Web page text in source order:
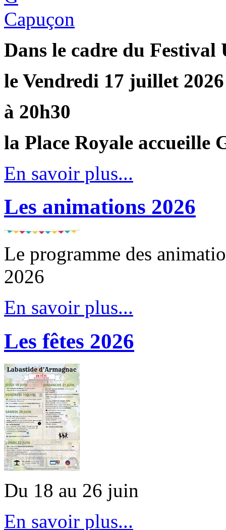
Dans le cadre du Festival
le Vendredi 17 juillet 2026
à 20h30
la Place Royale accueille
En savoir plus...
Les animations 2026
Le programme des
2026
En savoir plus...
Les fêtes 2026
Du 18 au 26 juin
En savoir plus...